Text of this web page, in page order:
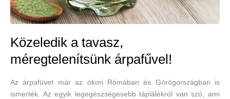
Közeledik a tavasz,
méregtelenítsünk árpafűvel!
Az árpafüvet már az ókori Rómában és Görögországban is
ismerték. Az egyik legegészségesebb táplálékról van szó, ami